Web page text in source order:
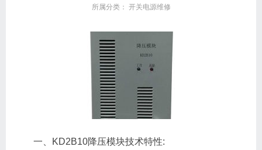
所属分类： 开关电源维修
一、KD2B10降压模块技术特性: